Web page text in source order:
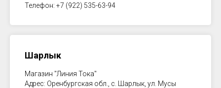
Телефон: +7 (922) 535-63-94
Шарлык
Магазин "Линия Тока"
Адрес: Оренбургская обл., с. Шарлык, ул. Мусы